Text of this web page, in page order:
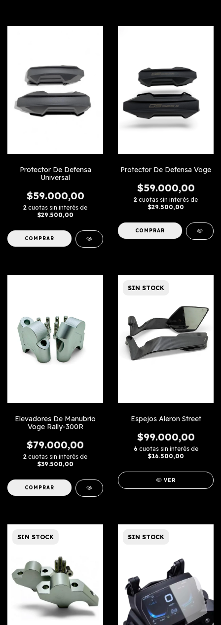
Protector De Defensa
Universal
$59.000,00
2 cuotas sin interés de
$29.500,00
Protector De Defensa Voge
$59.000,00
2 cuotas sin interés de
$29.500,00
Elevadores De Manubrio
Voge Rally-300R
$79.000,00
2 cuotas sin interés de
$39.500,00
SIN STOCK
Espejos Aleron Street
$99.000,00
6 cuotas sin interés de
$16.500,00
VER
SIN STOCK SIN STOCK